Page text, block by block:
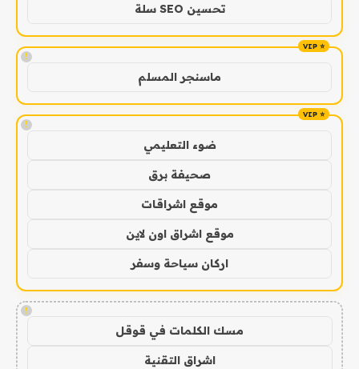
تحسين SEO سلة
!
ماسنجر المسلم
!
ضوء التعليمي
صحيفة برق
موقع اشراقات
موقع اشراق اون لاين
اركان سياحة وسفر
!
مسك الكلمات في قوقل
اشراق التقنية